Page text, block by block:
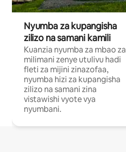
Nyumba za kupangisha
zilizo na samani kamili
Kuanzia nyumba za mbao za
milimani zenye utulivu hadi
fleti za mijini zinazofaa,
nyumba hizi za kupangisha
zilizo na samani zina
vistawishi vyote vya
nyumbani.